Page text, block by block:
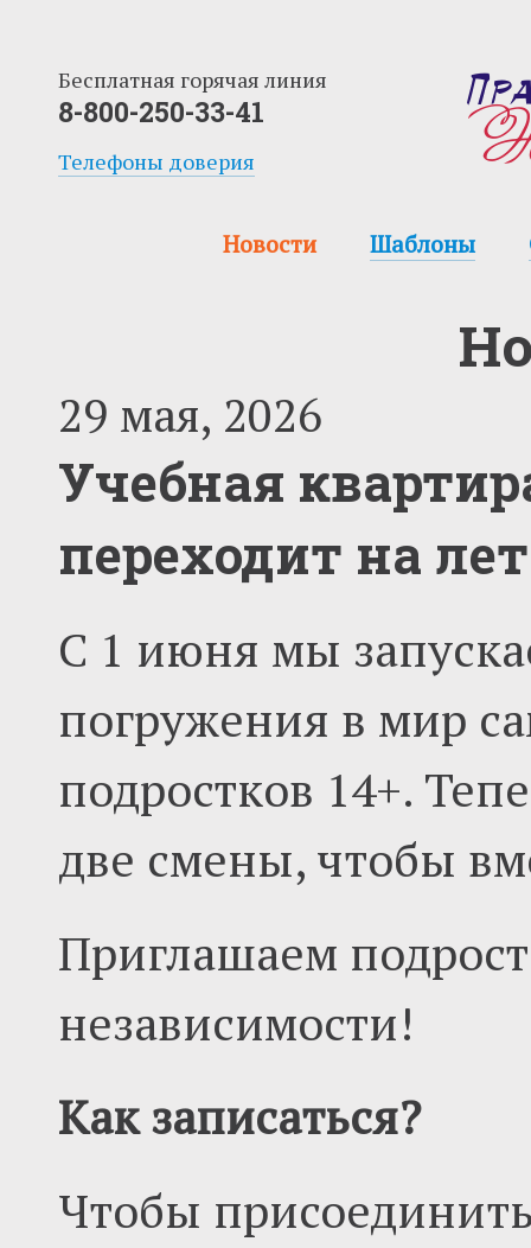
Бесплатная горячая линия
8-800-250-33-41
Телефоны доверия
Новости Шаблоны
29 мая, 2026
Учебная
переходит на
С 1 июня мы
погружения в мир
подростков 14+.
две смены, чтобы
Приглашаем
независимости!
Как записаться?
Чтобы